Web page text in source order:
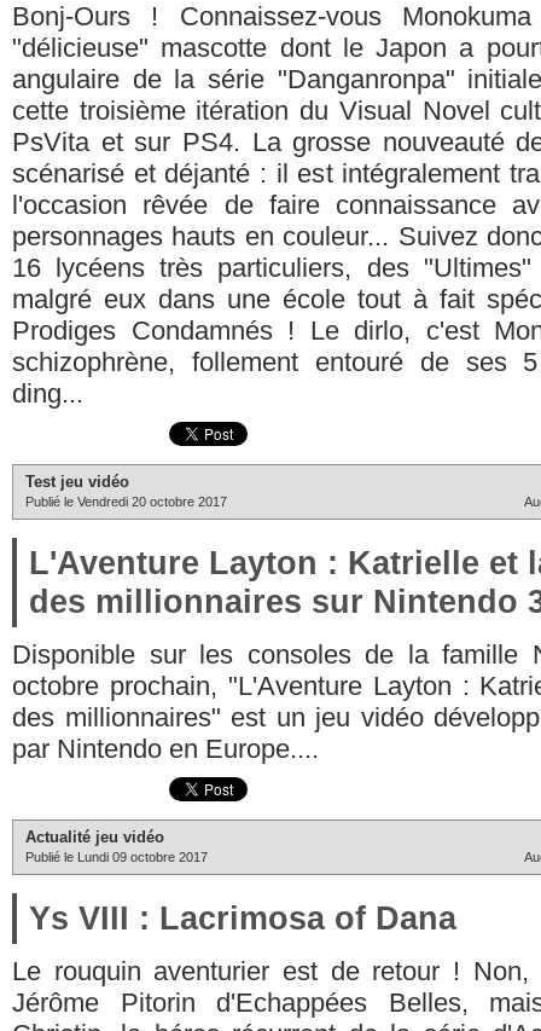
Bonj-Ours ! Connaissez-vous
"délicieuse" mascotte dont le Japon a
angulaire de la série "Danganronpa"
cette troisième itération du Visual Novel
PsVita et sur PS4. La grosse nouveauté
scénarisé et déjanté : il est intégralement
l'occasion rêvée de faire connaissance
personnages hauts en couleur... Suivez
16 lycéens très particuliers, des "Ultimes"
malgré eux dans une école tout à fait
Prodiges Condamnés ! Le dirlo, c'est
schizophrène, follement entouré de ses
ding...
Test jeu vidéo
Publié le Vendredi 20 octobre 2017
L'Aventure Layton : Katrielle et
des millionnaires sur Nintendo
Disponible sur les consoles de la famille
octobre prochain, "L'Aventure Layton :
des millionnaires" est un jeu vidéo
par Nintendo en Europe....
Actualité jeu vidéo
Publié le Lundi 09 octobre 2017
Ys VIII : Lacrimosa of Dana
Le rouquin aventurier est de retour !
Jérôme Pitorin d'Echappées Belles,